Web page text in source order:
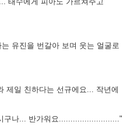
유진을 번갈아 보며 웃는 얼굴로
제일 친하다는 선규에요... 작년에
구나... 반가워요.........................."